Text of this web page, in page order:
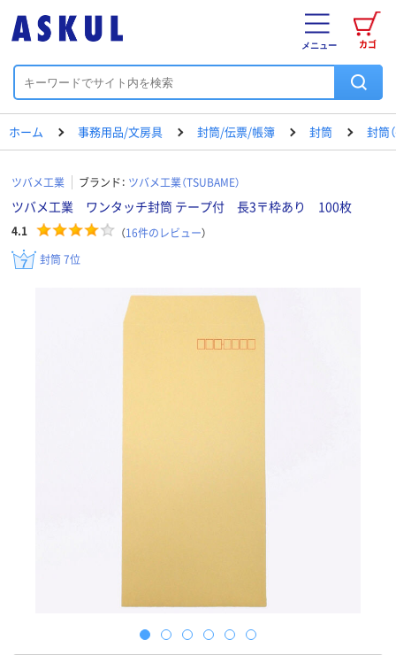
カゴ
メニュー
ホーム 事務用品/文房具 封筒/伝票/帳簿 封筒 封筒
ツバメ工業 ブランド： ツバメ工業（TSUBAME）
ツバメ工業 ワンタッチ封筒 テープ付 長3〒枠あり 100枚
4.1 （16件のレビュー）
封筒 7位